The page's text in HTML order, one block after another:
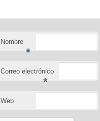
Nombre
*
Correo electrónico
*
Web